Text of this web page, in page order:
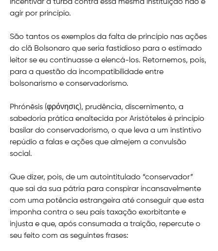
incentivar a turba contra essa mesma instituição não é
agir por princípio.
São tantos os exemplos da falta de princípio nas ações
do clã Bolsonaro que seria fastidioso para o estimado
leitor se eu continuasse a elencá-los. Retornemos, pois,
para a questão da incompatibilidade entre
bolsonarismo e conservadorismo.
Phrónēsis (φρόνησις), prudência, discernimento, a
sabedoria prática enaltecida por Aristóteles é princípio
basilar do conservadorismo, o que leva a um instintivo
repúdio a falas e ações que almejem a convulsão
social.
Que dizer, pois, de um autointitulado “conservador”
que sai da sua pátria para conspirar incansavelmente
com uma potência estrangeira até conseguir que esta
imponha contra o seu país taxação exorbitante e
injusta e que, após consumada a traição, repercute o
seu feito com as seguintes frases: